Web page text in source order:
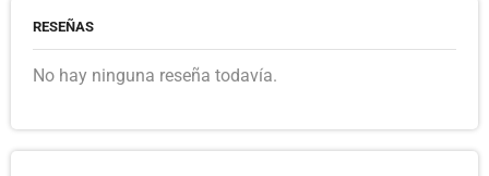
RESEÑAS
No hay ninguna reseña todavía.